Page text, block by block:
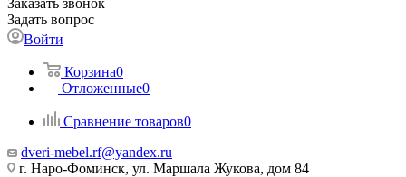
Заказать звонок
Задать вопрос
Войти
Корзина0
Отложенные0
Сравнение товаров0
dveri-mebel.rf@yandex.ru
г. Наро-Фоминск, ул. Маршала Жукова, дом 84